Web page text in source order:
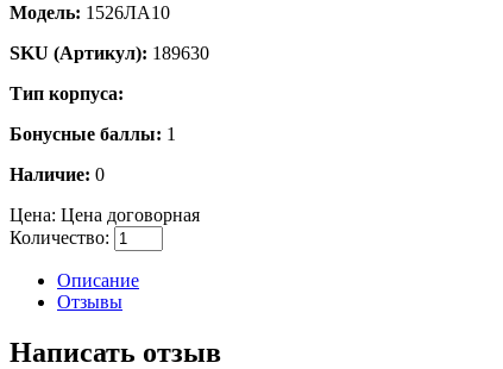
Модель: 1526ЛА10
SKU (Артикул): 189630
Тип корпуса:
Бонусные баллы: 1
Наличие: 0
Цена: Цена договорная
Количество:
Описание
Отзывы
Написать отзыв